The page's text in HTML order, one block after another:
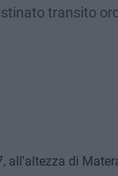
transito
all'altezza di